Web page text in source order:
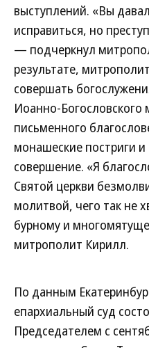
выступлений. «Вы
исправиться, но
— подчеркнул
результате,
совершать
Иоанно-Богословского
письменного
монашеские постриги
совершение. «Я
Святой церкви
молитвой, чего так не
бурному и
митрополит Кирилл.
По данным
епархиальный суд
Председателем с